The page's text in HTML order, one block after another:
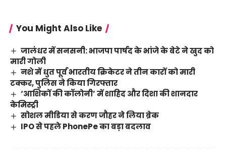
You Might Also Like
जालंधर में सनसनी: भाजपा पार्षद के भांजे के बेटे ने खुद को
मारी गोली
नशे में धुत पूर्व भारतीय क्रिकेटर ने तीन कारों को मारी
टक्कर, पुलिस ने किया गिरफ्तार
‘आशिकों की कॉलोनी’ में शाहिद और दिशा की शानदार
केमिस्ट्री
सोशल मीडिया से करण जौहर ने लिया ब्रेक
IPO से पहले PhonePe का बड़ा बदलाव